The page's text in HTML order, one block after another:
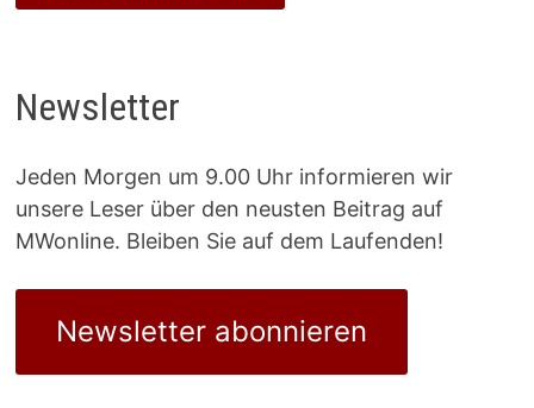
Newsletter
Jeden Morgen um 9.00 Uhr informieren wir
unsere Leser über den neusten Beitrag auf
MWonline. Bleiben Sie auf dem Laufenden!
Newsletter abonnieren